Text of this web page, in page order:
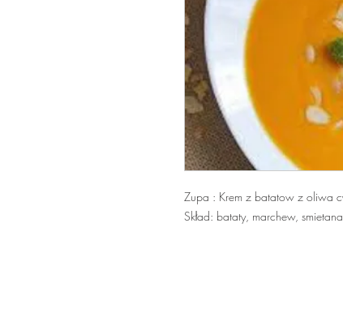
Zupa : Krem z batatow z oliwa
Skład: bataty, marchew,